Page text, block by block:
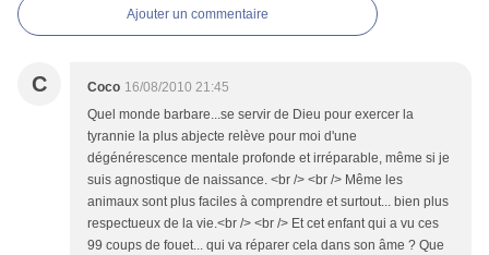
Ajouter un commentaire
C Coco 16/08/2010 21:45
Quel monde barbare...se servir de Dieu pour exercer la
tyrannie la plus abjecte relève pour moi d'une
dégénérescence mentale profonde et irréparable, même si je
suis agnostique de naissance. <br /> <br /> Même les
animaux sont plus faciles à comprendre et surtout... bien plus
respectueux de la vie.<br /> <br /> Et cet enfant qui a vu ces
99 coups de fouet... qui va réparer cela dans son âme ? Que